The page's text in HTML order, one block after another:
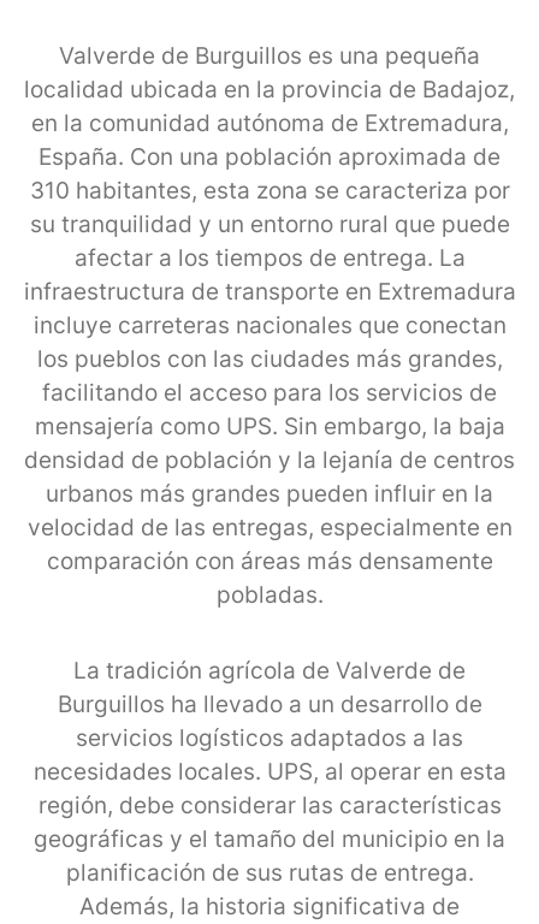
Valverde de Burguillos es una pequeña
localidad ubicada en la provincia de Badajoz,
en la comunidad autónoma de Extremadura,
España. Con una población aproximada de
310 habitantes, esta zona se caracteriza por
su tranquilidad y un entorno rural que puede
afectar a los tiempos de entrega. La
infraestructura de transporte en Extremadura
incluye carreteras nacionales que conectan
los pueblos con las ciudades más grandes,
facilitando el acceso para los servicios de
mensajería como UPS. Sin embargo, la baja
densidad de población y la lejanía de centros
urbanos más grandes pueden influir en la
velocidad de las entregas, especialmente en
comparación con áreas más densamente
pobladas.
La tradición agrícola de Valverde de
Burguillos ha llevado a un desarrollo de
servicios logísticos adaptados a las
necesidades locales. UPS, al operar en esta
región, debe considerar las características
geográficas y el tamaño del municipio en la
planificación de sus rutas de entrega.
Además, la historia significativa de